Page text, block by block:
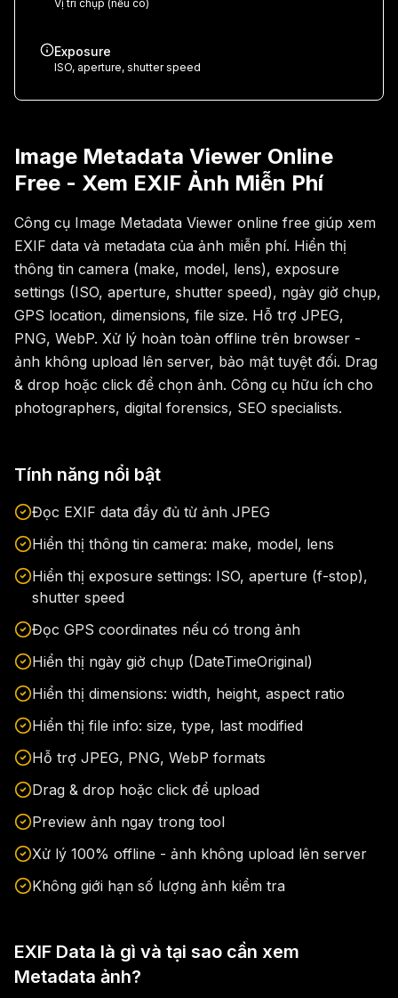
Vị trí chụp (nếu có)
Exposure
ISO, aperture, shutter speed
Image Metadata Viewer Online
Free - Xem EXIF Ảnh Miễn Phí
Công cụ Image Metadata Viewer online free giúp xem
EXIF data và metadata của ảnh miễn phí. Hiển thị
thông tin camera (make, model, lens), exposure
settings (ISO, aperture, shutter speed), ngày giờ chụp,
GPS location, dimensions, file size. Hỗ trợ JPEG,
PNG, WebP. Xử lý hoàn toàn offline trên browser -
ảnh không upload lên server, bảo mật tuyệt đối. Drag
& drop hoặc click để chọn ảnh. Công cụ hữu ích cho
photographers, digital forensics, SEO specialists.
Tính năng nổi bật
Đọc EXIF data đầy đủ từ ảnh JPEG
Hiển thị thông tin camera: make, model, lens
Hiển thị exposure settings: ISO, aperture (f-stop),
shutter speed
Đọc GPS coordinates nếu có trong ảnh
Hiển thị ngày giờ chụp (DateTimeOriginal)
Hiển thị dimensions: width, height, aspect ratio
Hiển thị file info: size, type, last modified
Hỗ trợ JPEG, PNG, WebP formats
Drag & drop hoặc click để upload
Preview ảnh ngay trong tool
Xử lý 100% offline - ảnh không upload lên server
Không giới hạn số lượng ảnh kiểm tra
EXIF Data là gì và tại sao cần xem
Metadata ảnh?